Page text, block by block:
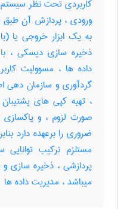
کاربردی تحت نظر سیستم
ورودی ، پردازش آن طبق
به یک ابزار خروجی یا
ذخیره سازی دیسکی ،
داده ها ، مسوولیت
گردآوری و سازمان دهی
، تهیه کپی های پشتیبان
صورت لزوم ، و
ضروری را برعهده دارد
مستلزم ترکیب توانایی
پردازشی ، ذخیره سازی و
میباشد ، مدیریت داده‌ ها